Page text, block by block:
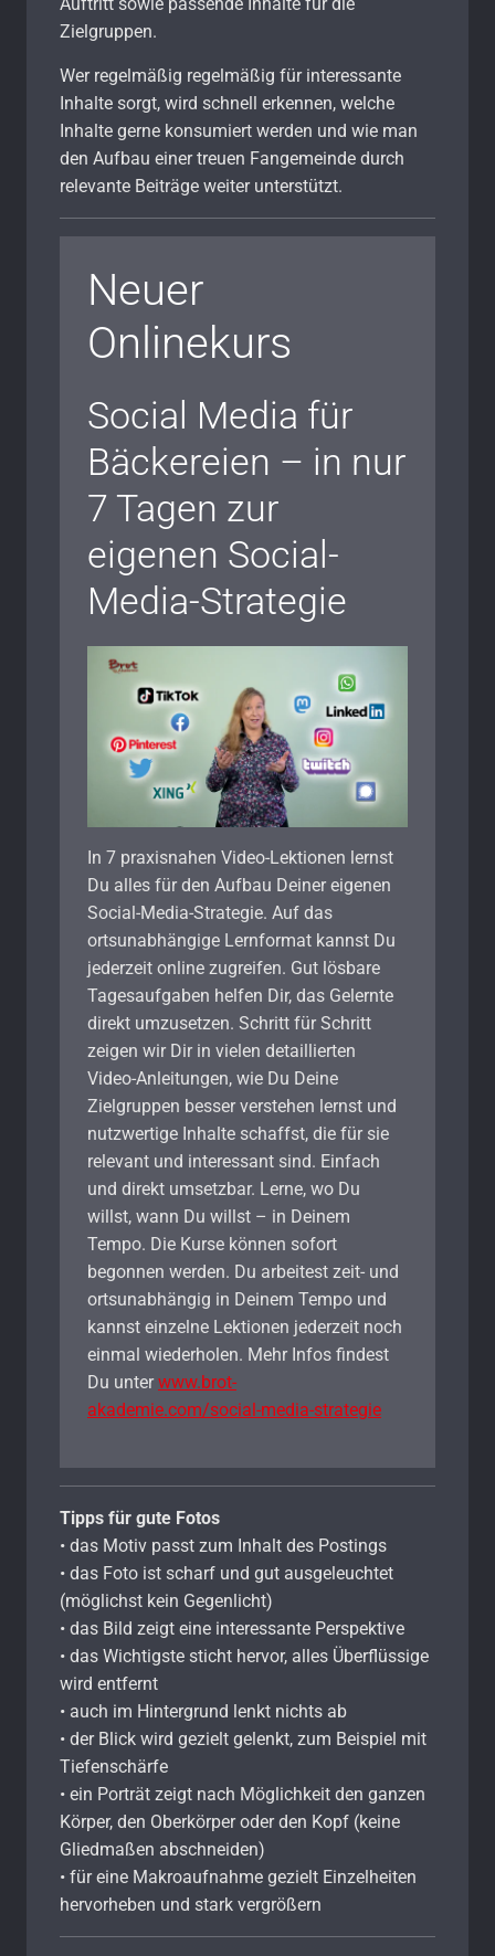
Zielgruppen.
Wer regelmäßig regelmäßig für interessante
Inhalte sorgt, wird schnell erkennen, welche
Inhalte gerne konsumiert werden und wie man
den Aufbau einer treuen Fangemeinde durch
relevante Beiträge weiter unterstützt.
Neuer
Onlinekurs
Social Media für
Bäckereien – in nur
7 Tagen zur
eigenen Social-
Media-Strategie
In 7 praxisnahen Video-Lektionen lernst
Du alles für den Aufbau Deiner eigenen
Social-Media-Strategie. Auf das
ortsunabhängige Lernformat kannst Du
jederzeit online zugreifen. Gut lösbare
Tagesaufgaben helfen Dir, das Gelernte
direkt umzusetzen. Schritt für Schritt
zeigen wir Dir in vielen detaillierten
Video-Anleitungen, wie Du Deine
Zielgruppen besser verstehen lernst und
nutzwertige Inhalte schaffst, die für sie
relevant und interessant sind. Einfach
und direkt umsetzbar. Lerne, wo Du
willst, wann Du willst – in Deinem
Tempo. Die Kurse können sofort
begonnen werden. Du arbeitest zeit- und
ortsunabhängig in Deinem Tempo und
kannst einzelne Lektionen jederzeit noch
einmal wiederholen. Mehr Infos findest
Du unterwww.brot-
akademie.com/social-media-strategie
Tipps für gute Fotos
• das Motiv passt zum Inhalt des Postings
• das Foto ist scharf und gut ausgeleuchtet
(möglichst kein Gegenlicht)
• das Bild zeigt eine interessante Perspektive
• das Wichtigste sticht hervor, alles Überflüssige
wird entfernt
• auch im Hintergrund lenkt nichts ab
• der Blick wird gezielt gelenkt, zum Beispiel mit
Tiefenschärfe
• ein Porträt zeigt nach Möglichkeit den ganzen
Körper, den Oberkörper oder den Kopf (keine
Gliedmaßen abschneiden)
• für eine Makroaufnahme gezielt Einzelheiten
hervorheben und stark vergrößern